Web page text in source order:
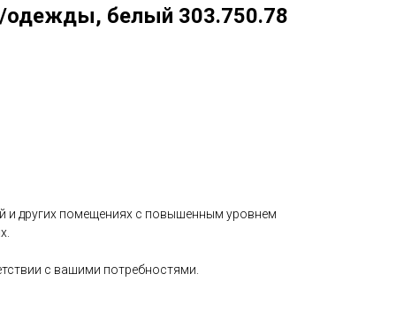
белый 303.750.78
и других помещениях с повышенным уровнем
с вашими потребностями.